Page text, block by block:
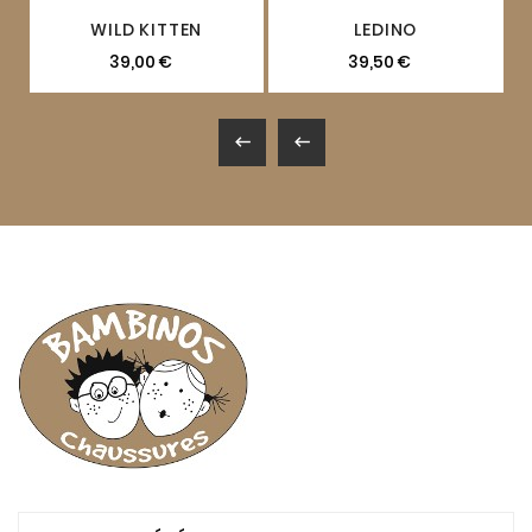
WILD KITTEN
39,00 €
LEDINO
39,50 €
 